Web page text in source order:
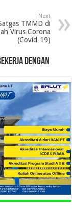
Next
TMMD di
Virus Corona
(Covid-19)
DENGAN